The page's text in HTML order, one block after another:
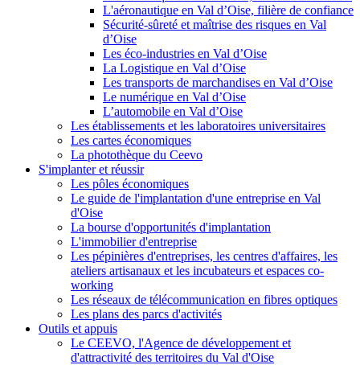
L'aéronautique en Val d’Oise, filière de confiance
Sécurité-sûreté et maîtrise des risques en Val
d’Oise
Les éco-industries en Val d’Oise
La Logistique en Val d’Oise
Les transports de marchandises en Val d’Oise
Le numérique en Val d’Oise
L’automobile en Val d’Oise
Les établissements et les laboratoires universitaires
Les cartes économiques
La photothèque du Ceevo
S'implanter et réussir
Les pôles économiques
Le guide de l'implantation d'une entreprise en Val
d'Oise
La bourse d'opportunités d'implantation
L'immobilier d'entreprise
Les pépinières d'entreprises, les centres d'affaires, les
ateliers artisanaux et les incubateurs et espaces co-
working
Les réseaux de télécommunication en fibres optiques
Les plans des parcs d'activités
Outils et appuis
Le CEEVO, l'Agence de développement et
d'attractivité des territoires du Val d'Oise